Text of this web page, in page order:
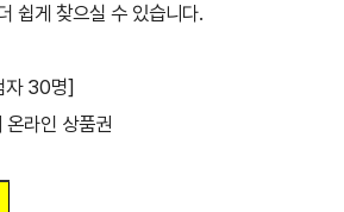
쉽게 찾으실 수 있습니다.
자 30명]
온라인 상품권